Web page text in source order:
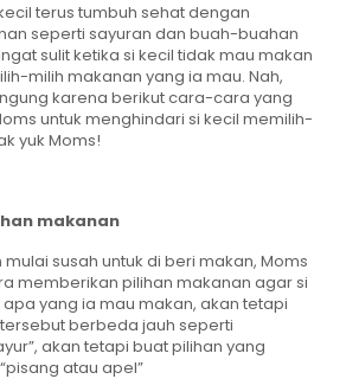
terus tumbuh sehat dengan
seperti sayuran dan buah-buahan
sulit ketika si kecil tidak mau makan
milih makanan yang ia mau. Nah,
karena berikut cara-cara yang
untuk menghindari si kecil memilih-
yuk Moms!
makanan
susah untuk di beri makan, Moms
memberikan pilihan makanan agar si
yang ia mau makan, akan tetapi
berbeda jauh seperti
akan tetapi buat pilihan yang
atau apel”